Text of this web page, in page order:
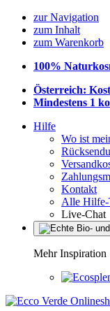
zur Navigation
zum Inhalt
zum Warenkorb
100%
Österreich:
Mindestens 1
Hilfe
Wo ist
Kontakt
Alle Hilfe-
Live-Chat
Mehr Inspiration